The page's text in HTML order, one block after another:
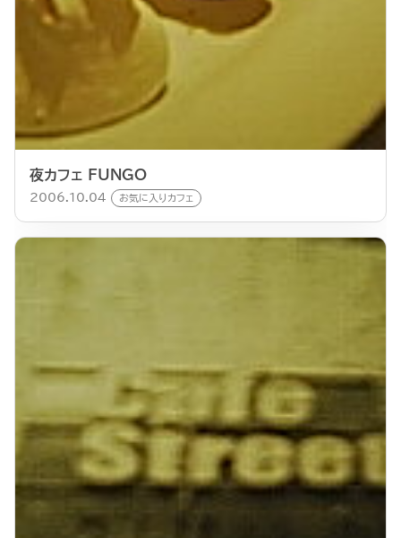
夜カフェ FUNGO
2006.10.04 お気に入りカフェ